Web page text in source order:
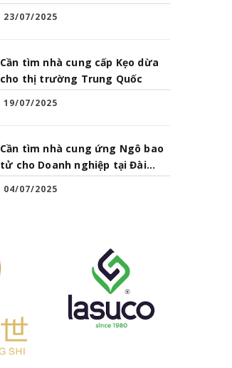
23/07/2025
Cần tìm nhà cung cấp Kẹo dừa
cho thị trường Trung Quốc
19/07/2025
Cần tìm nhà cung ứng Ngô bao
tử cho Doanh nghiệp tại Đài
04/07/2025